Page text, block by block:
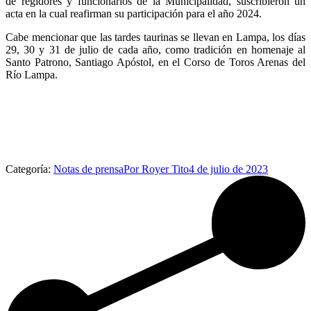
acta en la cual reafirman su participación para el año 2024.
Cabe mencionar que las tardes taurinas se llevan en Lampa, los días
29, 30 y 31 de julio de cada año, como tradición en homenaje al
Santo Patrono, Santiago Apóstol, en el Corso de Toros Arenas del
Río Lampa.
Categoría: Notas de prensaPorRoyer Tito4 de julio de 2023